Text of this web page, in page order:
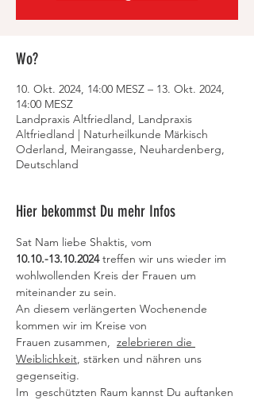
Wo?
10. Okt. 2024, 14:00 MESZ – 13. Okt. 2024,
14:00 MESZ
Landpraxis Altfriedland, Landpraxis
Altfriedland | Naturheilkunde Märkisch
Oderland, Meirangasse, Neuhardenberg,
Deutschland
Hier bekommst Du mehr Infos
Sat Nam liebe Shaktis, vom
10.10.-13.10.2024 treffen wir uns wieder im
wohlwollenden Kreis der Frauen um
miteinander zu sein.
An diesem verlängerten Wochenende
kommen wir im Kreise von
Frauen zusammen, zelebrieren die
Weiblichkeit, stärken und nähren uns
gegenseitig.
Im  geschützten Raum kannst Du auftanken